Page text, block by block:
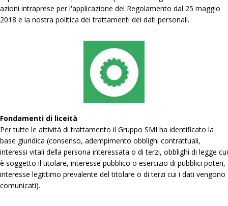
azioni intraprese per l'applicazione del Regolamento dal 25 maggio
2018 e la nostra politica dei trattamenti dei dati personali.
Fondamenti di liceità
Per tutte le attività di trattamento il Gruppo SMI ha identificato la
base giuridica (consenso, adempimento obblighi contrattuali,
interessi vitali della persona interessata o di terzi, obblighi di legge cui
è soggetto il titolare, interesse pubblico o esercizio di pubblici poteri,
interesse legittimo prevalente del titolare o di terzi cui i dati vengono
comunicati).